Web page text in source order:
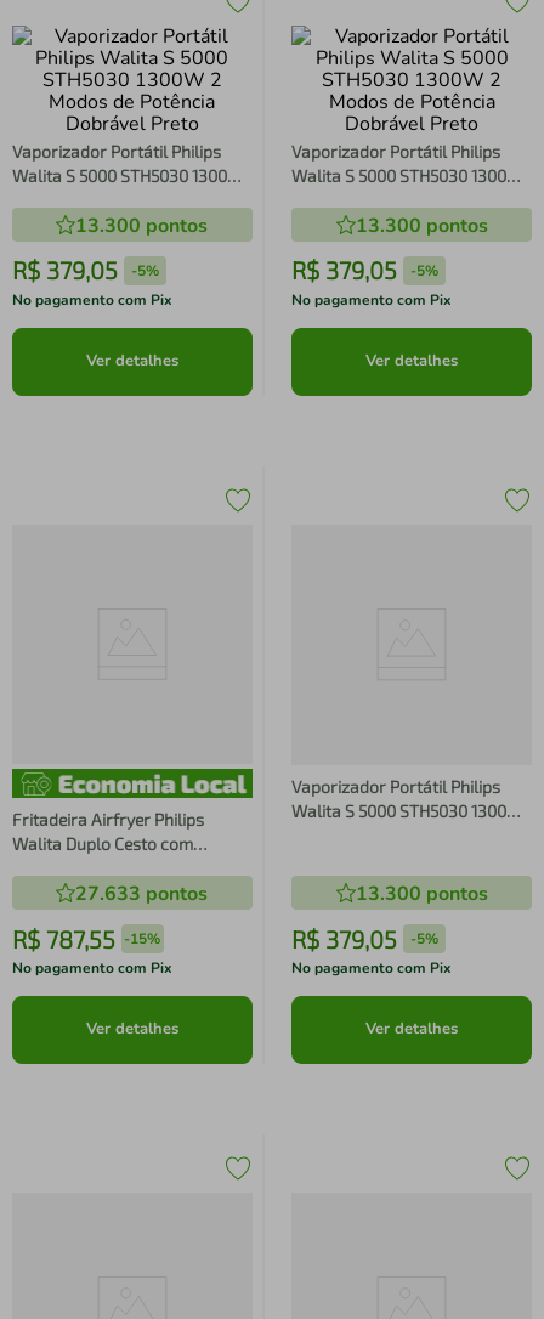
Vaporizador Portátil Philips
Walita S 5000 STH5030 1300W
13.300 pontos
R$ 379,05 -5%
No pagamento com Pix
Ver detalhes
Vaporizador Portátil Philips
Walita S 5000 STH5030 1300W
13.300 pontos
R$ 379,05 -5%
No pagamento com Pix
Ver detalhes
Fritadeira Airfryer Philips
Walita Duplo Cesto com
27.633 pontos
R$ 787,55 -15%
No pagamento com Pix
Ver detalhes
Vaporizador Portátil Philips
Walita S 5000 STH5030 1300W
13.300 pontos
R$ 379,05 -5%
No pagamento com Pix
Ver detalhes